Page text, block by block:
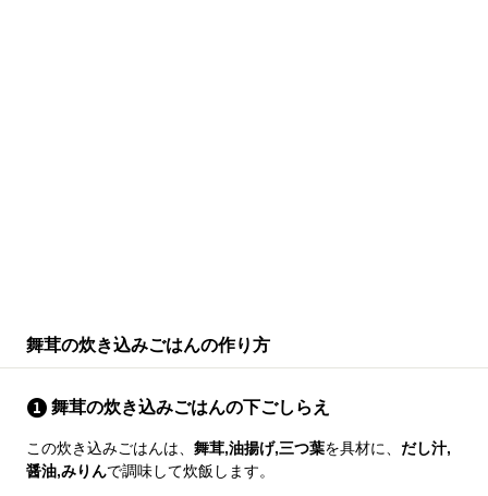
舞茸の炊き込みごはんの作り方
舞茸の炊き込みごはんの下ごしらえ
この炊き込みごはんは、 舞茸,油揚げ,三つ葉を具材に、 だし汁,
醤油,みりんで調味して炊飯します。